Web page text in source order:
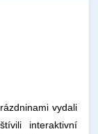
vydali
interaktivní